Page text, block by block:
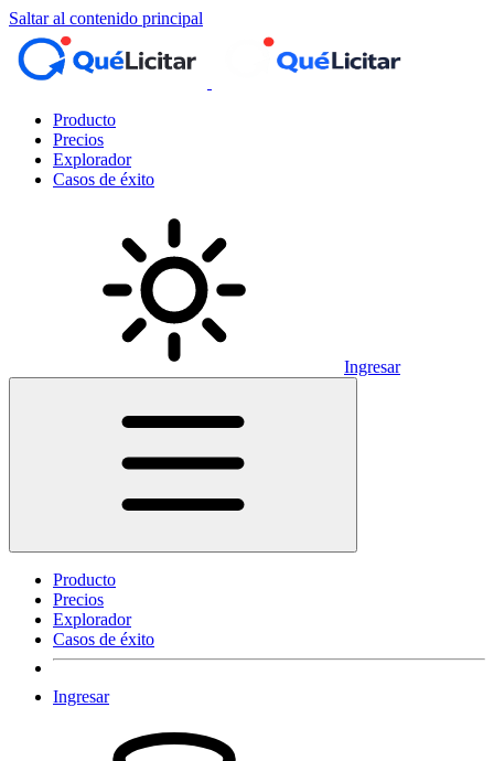
Saltar al contenido principal
Producto
Precios
Explorador
Casos de éxito
Ingresar
Producto
Precios
Explorador
Casos de éxito
Ingresar